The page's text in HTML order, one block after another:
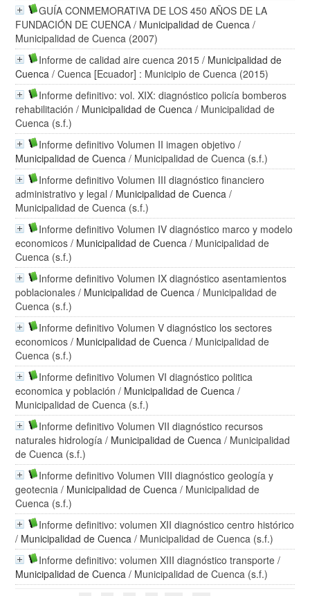
GUÍA CONMEMORATIVA DE LOS 450 AÑOS DE LA
FUNDACIÓN DE CUENCA / Municipalidad de Cuenca /
Municipalidad de Cuenca (2007)
Informe de calidad aire cuenca 2015 / Municipalidad de
Cuenca / Cuenca [Ecuador] : Municipio de Cuenca (2015)
Informe definitivo: vol. XIX: diagnóstico policía bomberos
rehabilitación / Municipalidad de Cuenca / Municipalidad de
Cuenca (s.f.)
Informe definitivo Volumen II imagen objetivo /
Municipalidad de Cuenca / Municipalidad de Cuenca (s.f.)
Informe definitivo Volumen III diagnóstico financiero
administrativo y legal / Municipalidad de Cuenca /
Municipalidad de Cuenca (s.f.)
Informe definitivo Volumen IV diagnóstico marco y modelo
economicos / Municipalidad de Cuenca / Municipalidad de
Cuenca (s.f.)
Informe definitivo Volumen IX diagnóstico asentamientos
poblacionales / Municipalidad de Cuenca / Municipalidad de
Cuenca (s.f.)
Informe definitivo Volumen V diagnóstico los sectores
economicos / Municipalidad de Cuenca / Municipalidad de
Cuenca (s.f.)
Informe definitivo Volumen VI diagnóstico politica
economica y población / Municipalidad de Cuenca /
Municipalidad de Cuenca (s.f.)
Informe definitivo Volumen VII diagnóstico recursos
naturales hidrología / Municipalidad de Cuenca / Municipalidad
de Cuenca (s.f.)
Informe definitivo Volumen VIII diagnóstico geología y
geotecnia / Municipalidad de Cuenca / Municipalidad de
Cuenca (s.f.)
Informe definitivo: volumen XII diagnóstico centro histórico
/ Municipalidad de Cuenca / Municipalidad de Cuenca (s.f.)
Informe definitivo: volumen XIII diagnóstico transporte /
Municipalidad de Cuenca / Municipalidad de Cuenca (s.f.)